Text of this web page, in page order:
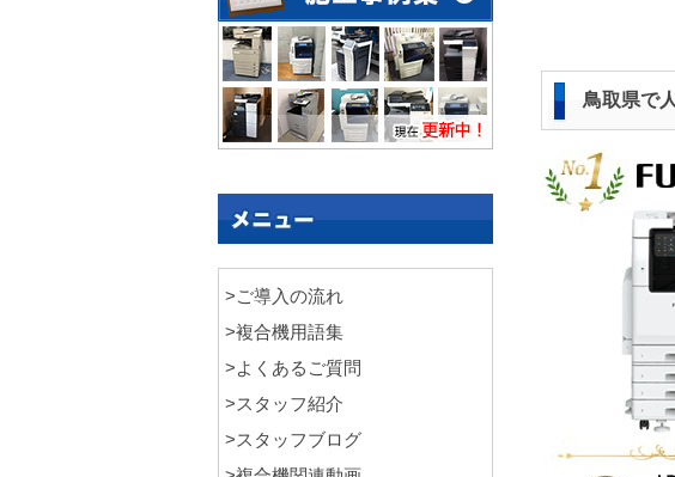
鳥取県で
>ご導入の流れ
>複合機用語集
>よくあるご質問
>スタッフ紹介
>スタッフブログ